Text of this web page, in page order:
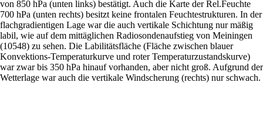
von 850 hPa (unten links) bestätigt. Auch die Karte der Rel.Feuchte
700 hPa (unten rechts) besitzt keine frontalen Feuchtestrukturen. In der
flachgradientigen Lage war die auch vertikale Schichtung nur mäßig
labil, wie auf dem mittäglichen Radiosondenaufstieg von Meiningen
(10548) zu sehen. Die Labilitätsfläche (Fläche zwischen blauer
Konvektions-Temperaturkurve und roter Temperaturzustandskurve)
war zwar bis 350 hPa hinauf vorhanden, aber nicht groß. Aufgrund der
Wetterlage war auch die vertikale Windscherung (rechts) nur schwach.